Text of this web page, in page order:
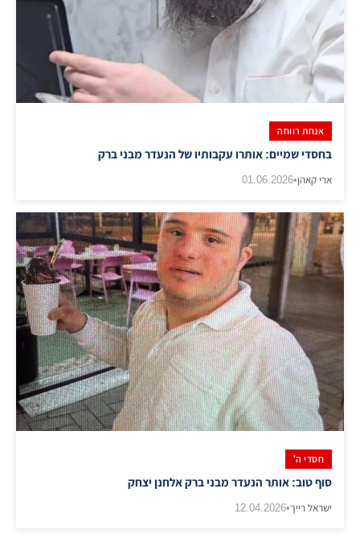
אנחת רווחה
בחסדי שמיים: אותרו עקבותיו של הנעדר מבני ברק
ארי קאהן•
01.06.2026
חסדי ה'
סוף טוב: אותר הנעדר מבני ברק אלחנן יצחק
ישראל רייך•
12.04.2026